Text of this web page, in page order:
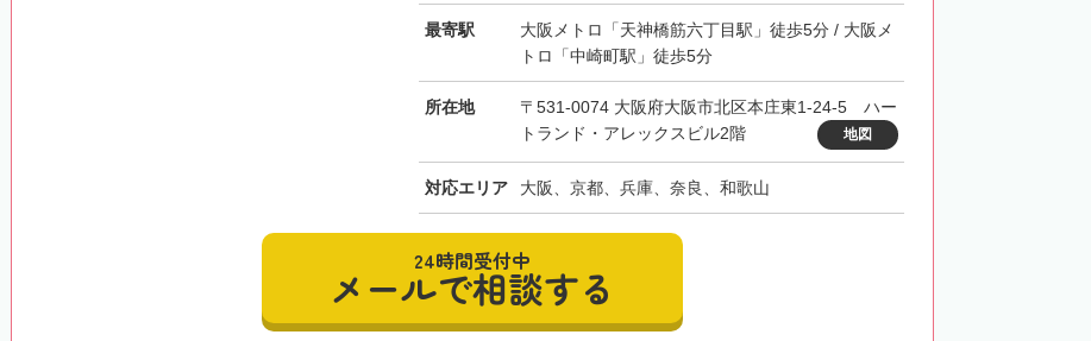
最寄駅
大阪メトロ「天神橋筋六丁目駅」徒歩5分 / 大阪メ
トロ「中崎町駅」徒歩5分
所在地
〒531-0074 大阪府大阪市北区本庄東1-24-5 ハー
トランド・アレックスビル2階
地図
対応エリア 大阪、京都、兵庫、奈良、和歌山
24時間受付中
メールで相談する